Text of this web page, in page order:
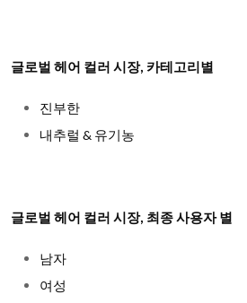
글로벌 헤어 컬러 시장, 카테고리별
진부한
내추럴 & 유기농
글로벌 헤어 컬러 시장, 최종 사용자 별
남자
여성